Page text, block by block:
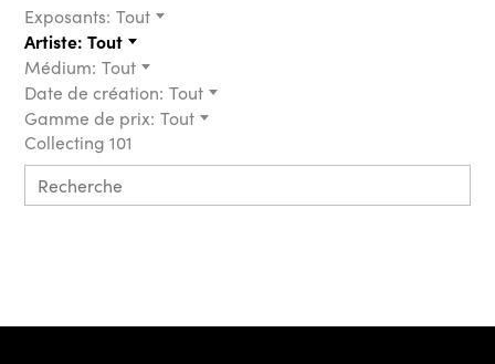
Exposants: Tout
Artiste: Tout
Médium: Tout
Date de création: Tout
Gamme de prix: Tout
Collecting 101